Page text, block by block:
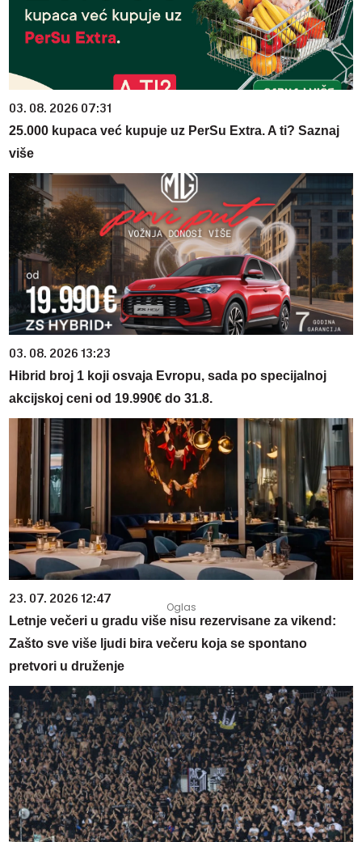
03. 08. 2026 07:31
25.000 kupaca već kupuje uz PerSu Extra. A ti? Saznaj
više
03. 08. 2026 13:23
Hibrid broj 1 koji osvaja Evropu, sada po specijalnoj
akcijskoj ceni od 19.990€ do 31.8.
23. 07. 2026 12:47
Letnje večeri u gradu više nisu rezervisane za vikend:
Zašto sve više ljudi bira večeru koja se spontano
pretvori u druženje